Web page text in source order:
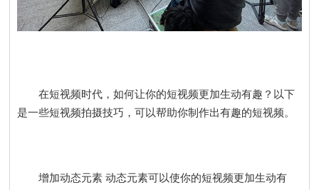
在短视频时代，如何让你的短视频更加生动有趣？以下
是一些短视频拍摄技巧 ，可以帮助你制作出有趣的短视频。
增加动态元素 动态元素可以使你的短视频更加生动有